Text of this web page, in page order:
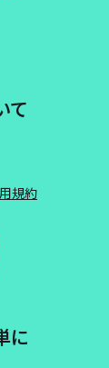
て
規約
に